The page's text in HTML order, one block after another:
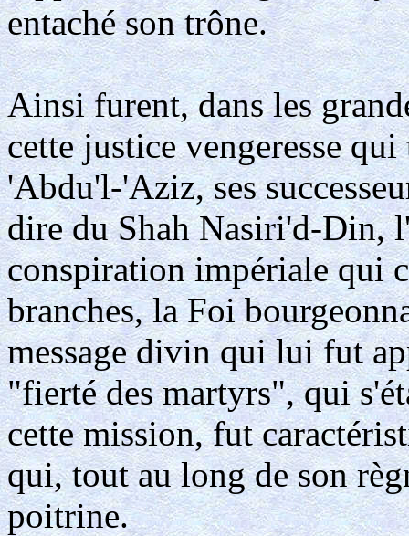
entaché son trône.
Ainsi furent, dans les
cette justice vengeresse
'Abdu'l-'Aziz, ses
dire du Shah Nasiri'd-Din,
conspiration impériale qui
branches, la Foi
message divin qui lui fut
"fierté des martyrs", qui
cette mission, fut
qui, tout au long de son
poitrine.